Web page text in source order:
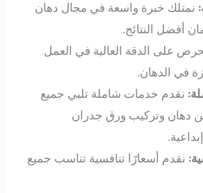
نمتلك خبرة واسعة في مجال دهان
أفضل النتائج.
على الدقة العالية في العمل
في الدهان.
نقدم خدمات شاملة تلبي جميع
من دهان وتركيب ورق جدران
نقدم أسعارًا تنافسية تناسب جميع